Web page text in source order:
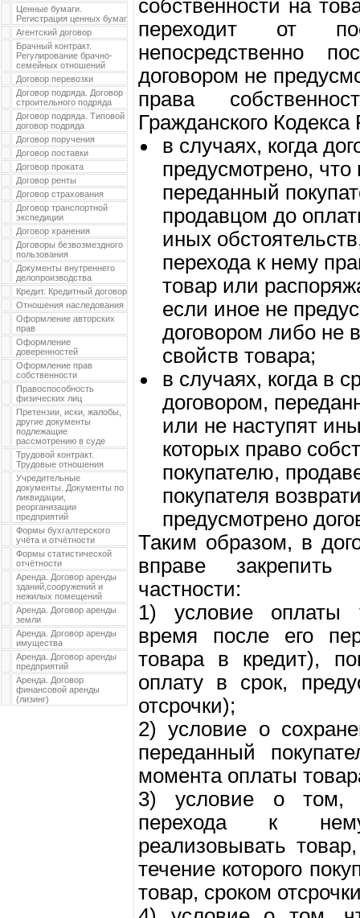
Ценные бумаги.
Регистрация ценных бумаг
Агентский договор
Брачный контракт.
Регулирование брачно-
семейных отношений
Договор перевозки
Договор подряда. Договор
строительного подряда
Договор подряда. Типовой
договор подряда
Договор поручения
Договор поставки
Договор проката
Договор ренты
Договор страхования
Договор транспортной
экспедиции
Договор хранения
Договоры безвозмездного
пользования
Документы внутреннего
делопроизводства
Кредит. Кредитный договор
Отношения наследования
Оформление авторских
прав
Оформление
доверенностей
Оформление прав
собственности
Правоспособность
физических лиц
Претензии, иски, жалобы,
другие документы
подлежащие
рассмотрению в суде
Трудовой контракт.
Трудовые отношения
Учредительные
документы. Документы по
ликвидации,
реорганизации
предприятий
Формы бухгалтерского
учёта и отчётности
Формы статистической
отчётности
Аренда. Договор аренды
зданий,сооружений и
нежилых помещений
Аренда. Договор аренды
земли
Аренда. Договор аренды
имущества
Аренда. Договор аренды
предприятий
Аренда. Договор
финансовой аренды
(лизинг)
собственности на
переходит от
непосредственно
договором не
права
Гражданского
в случаях, когда
предусмотрено, что
переданный
продавцом до
иных
перехода к нему
товар или
если иное не
договором либо не
свойств товара;
в случаях, когда в
договором,
или не наступят
которых право
покупателю,
покупателя
предусмотрено
Таким образом, в
вправе закрепить
частности:
1) условие оплаты
время после его
товара в кредит),
оплату в срок,
отсрочки);
2) условие о
переданный
момента оплаты
3) условие о том,
перехода к
реализовывать
течение которого
товар, сроком